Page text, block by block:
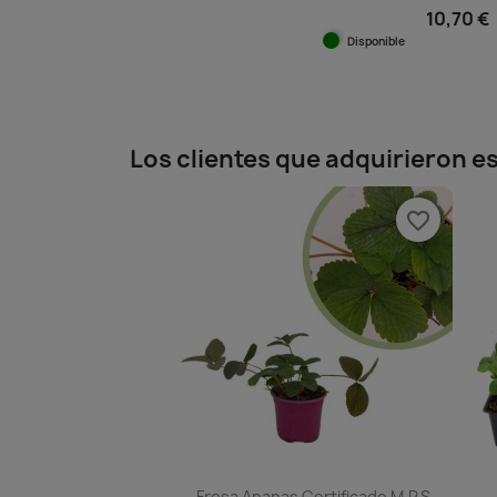
10,70 €
Disponible
Los clientes que adquirieron
favorite_border